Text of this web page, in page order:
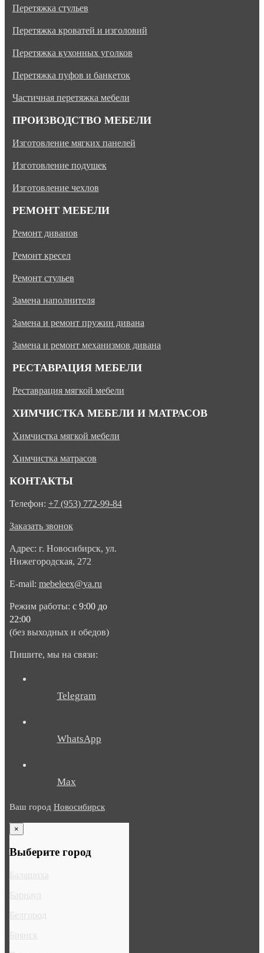
Перетяжка стульев
Перетяжка кроватей и изголовий
Перетяжка кухонных уголков
Перетяжка пуфов и банкеток
Частичная перетяжка мебели
ПРОИЗВОДСТВО МЕБЕЛИ
Изготовление мягких панелей
Изготовление подушек
Изготовление чехлов
РЕМОНТ МЕБЕЛИ
Ремонт диванов
Ремонт кресел
Ремонт стульев
Замена наполнителя
Замена и ремонт пружин дивана
Замена и ремонт механизмов дивана
РЕСТАВРАЦИЯ МЕБЕЛИ
Реставрация мягкой мебели
ХИМЧИСТКА МЕБЕЛИ И МАТРАСОВ
Химчистка мягкой мебели
Химчистка матрасов
КОНТАКТЫ
Телефон: +7 (953) 772-99-84
Заказать звонок
Адрес: г. Новосибирск, ул.
Нижегородская, 272
E-mail: mebeleex@ya.ru
Режим работы: с 9:00 до
22:00
(без выходных и обедов)
Пишите, мы на связи:
Telegram
WhatsApp
Max
Ваш город Новосибирск
×
Выберите город
Балашиха
Барнаул
Белгород
Брянск